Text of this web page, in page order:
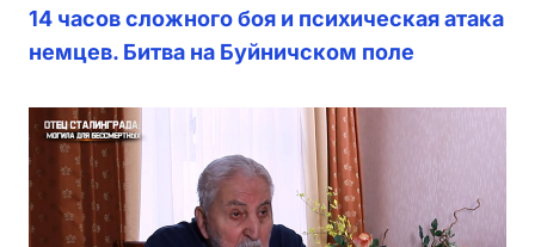
14 часов сложного боя и психическая атака
немцев. Битва на Буйничском поле